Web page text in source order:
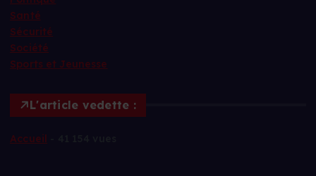
Santé
Sécurité
Société
Sports et Jeunesse
L'article vedette :
Accueil